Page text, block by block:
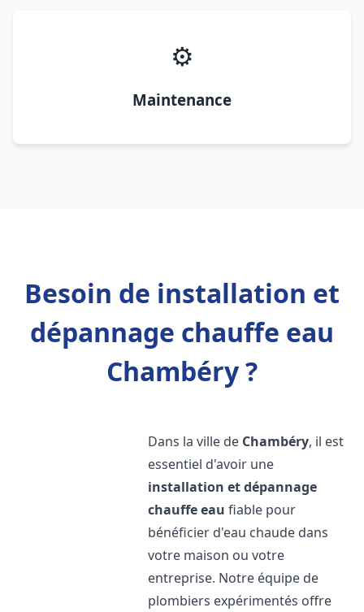
⚙️
Maintenance
Besoin de installation et
dépannage chauffe eau
Chambéry ?
Dans la ville de Chambéry, il est
essentiel d'avoir une
installation et dépannage
chauffe eau fiable pour
bénéficier d'eau chaude dans
votre maison ou votre
entreprise. Notre équipe de
plombiers expérimentés offre